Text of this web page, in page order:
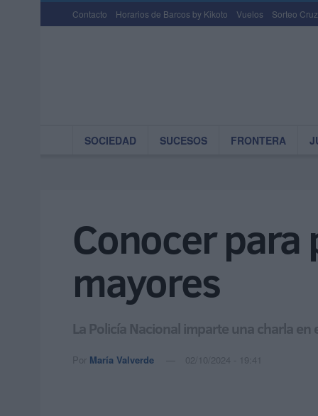
Contacto Horarios de Barcos by Kikoto Vuelos Sorteo
SOCIEDAD SUCESOS FRONTERA
Conocer para
mayores
La Policía Nacional imparte una charla
Por María Valverde 02/10/2024 - 19:41